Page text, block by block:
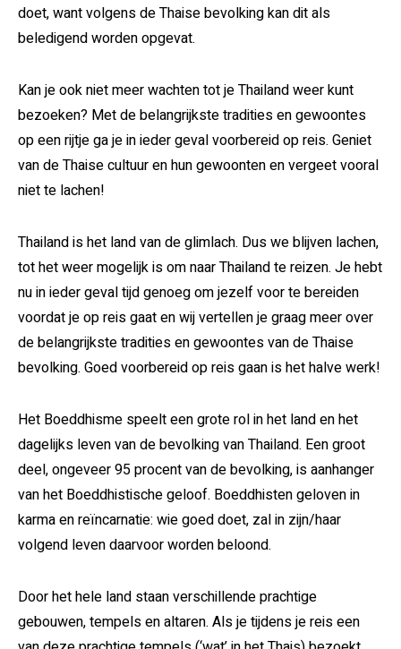
doet, want volgens de Thaise bevolking kan dit als
beledigend worden opgevat.
Kan je ook niet meer wachten tot je Thailand weer kunt
bezoeken? Met de belangrijkste tradities en gewoontes
op een rijtje ga je in ieder geval voorbereid op reis. Geniet
van de Thaise cultuur en hun gewoonten en vergeet vooral
niet te lachen!
Thailand is het land van de glimlach. Dus we blijven lachen,
tot het weer mogelijk is om naar Thailand te reizen. Je hebt
nu in ieder geval tijd genoeg om jezelf voor te bereiden
voordat je op reis gaat en wij vertellen je graag meer over
de belangrijkste tradities en gewoontes van de Thaise
bevolking. Goed voorbereid op reis gaan is het halve werk!
Het Boeddhisme speelt een grote rol in het land en het
dagelijks leven van de bevolking van Thailand. Een groot
deel, ongeveer 95 procent van de bevolking, is aanhanger
van het Boeddhistische geloof. Boeddhisten geloven in
karma en reïncarnatie: wie goed doet, zal in zijn/haar
volgend leven daarvoor worden beloond.
Door het hele land staan verschillende prachtige
gebouwen, tempels en altaren. Als je tijdens je reis een